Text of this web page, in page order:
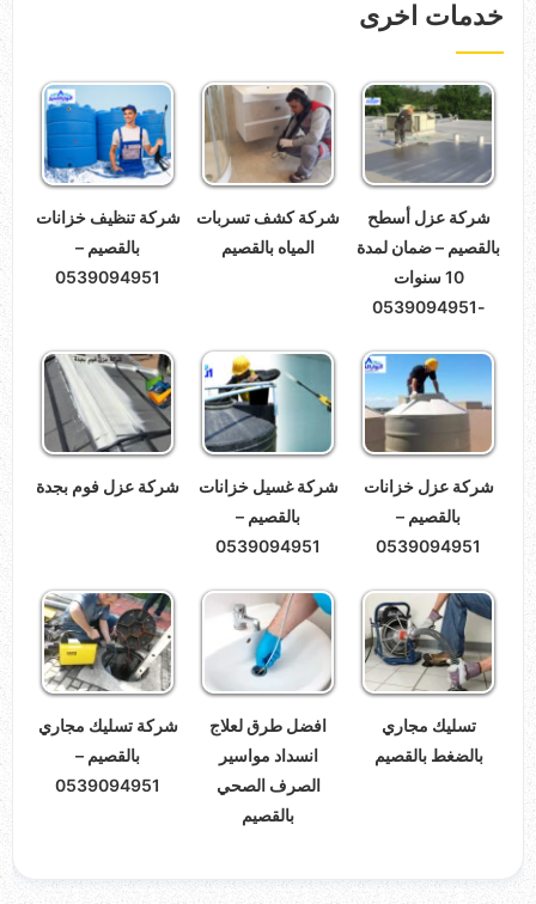
خدمات اخرى
شركة عزل أسطح
بالقصيم – ضمان لمدة
10 سنوات
-0539094951
شركة كشف تسربات
المياه بالقصيم
شركة تنظيف خزانات
بالقصيم –
0539094951
شركة عزل خزانات
بالقصيم –
0539094951
شركة غسيل خزانات
بالقصيم –
0539094951
شركة عزل فوم بجدة
تسليك مجاري
بالضغط بالقصيم
افضل طرق لعلاج
انسداد مواسير
الصرف الصحي
بالقصيم
شركة تسليك مجاري
بالقصيم –
0539094951